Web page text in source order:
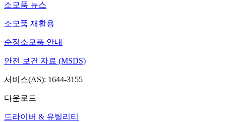
소모품 뉴스
소모품 재활용
순정소모품 안내
안전 보건 자료 (MSDS)
서비스(AS): 1644-3155
다운로드
드라이버 & 유틸리티